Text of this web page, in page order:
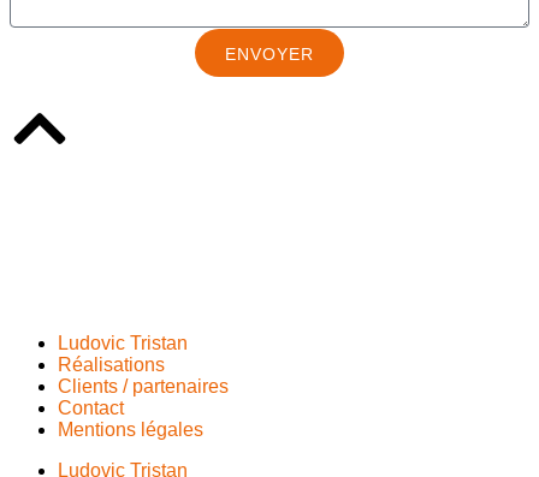
ENVOYER
Ludovic Tristan
Réalisations
Clients / partenaires
Contact
Mentions légales
Ludovic Tristan